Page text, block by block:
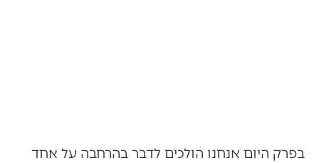
בפרק היום אנחנו הולכים לדבר בהרחבה על אחד